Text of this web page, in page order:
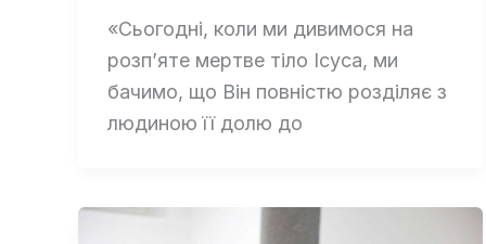
«Сьогодні, коли ми дивимося на
розп’яте мертве тіло Ісуса, ми
бачимо, що Він повністю розділяє з
людиною її долю до